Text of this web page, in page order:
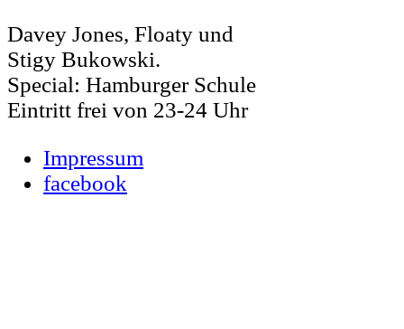
Davey Jones, Floaty und
Stigy Bukowski.
Special: Hamburger Schule
Eintritt frei von 23-24 Uhr
Impressum
facebook